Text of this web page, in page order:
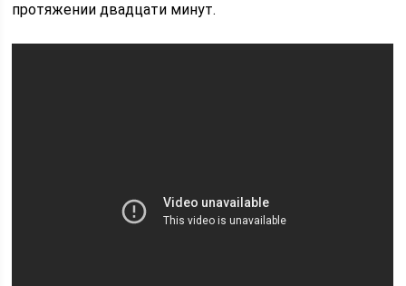
протяжении двадцати минут.